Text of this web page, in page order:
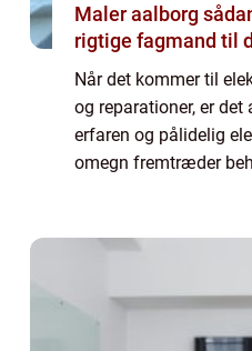
Maler aalborg sådan vælger du den
rigtige fagmand til
Når det kommer til
og reparationer, er
erfaren og pålidelig
omegn fremtræder